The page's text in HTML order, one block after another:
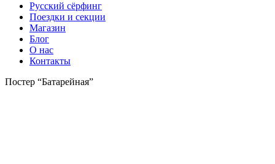
Русский сёрфинг
Поездки и секции
Магазин
Блог
О нас
Контакты
Постер “Батарейная”